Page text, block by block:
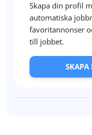
Skapa din profil
automatiska
favoritannonser
till jobbet.